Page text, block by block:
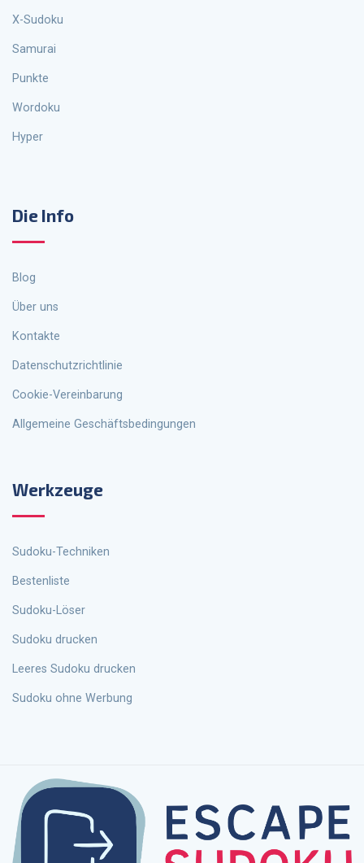
X-Sudoku
Samurai
Punkte
Wordoku
Hyper
Die Info
Blog
Über uns
Kontakte
Datenschutzrichtlinie
Cookie-Vereinbarung
Allgemeine Geschäftsbedingungen
Werkzeuge
Sudoku-Techniken
Bestenliste
Sudoku-Löser
Sudoku drucken
Leeres Sudoku drucken
Sudoku ohne Werbung